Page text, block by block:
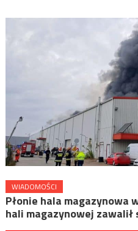
WIADOMOŚCI
Płonie hala magazynowa
hali magazynowej zawalił